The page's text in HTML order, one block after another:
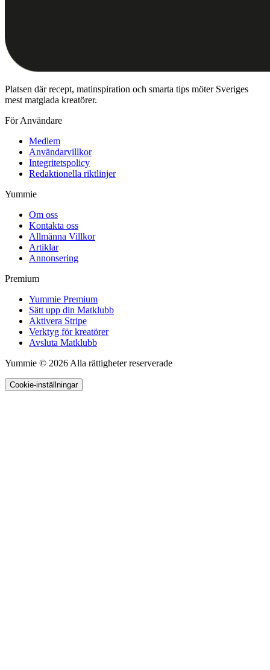
Platsen där recept, matinspiration och smarta tips möter Sveriges
mest matglada kreatörer.
För Användare
Medlem
Användarvillkor
Integritetspolicy
Redaktionella riktlinjer
Yummie
Om oss
Kontakta oss
Allmänna Villkor
Artiklar
Annonsering
Premium
Yummie Premium
Sätt upp din Matklubb
Aktivera Stripe
Verktyg för kreatörer
Avsluta Matklubb
Yummie © 2026 Alla rättigheter reserverade
Cookie-inställningar